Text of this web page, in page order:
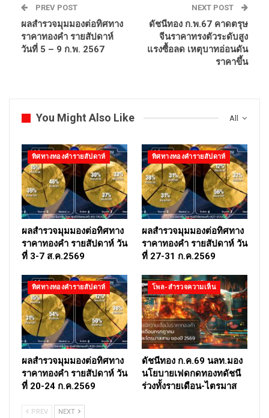
PREV POST
ผลสำรวจมุมมองต่อทิศทาง
ราคาทองคำ รายสัปดาห์
วันที่ 5 – 9 ก.พ. 2567
NEXT POST
ดัชนีทอง ก.พ.67 คาดตรุษ
จีนราคาทรงตัวระดับสูง
แรงซื้อลด เหตุบาทอ่อนดัน
ราคาขึ้น
All
You Might Also Like
ทิศทางทองคำรายสัปดาห์
ผลสำรวจมุมมองต่อทิศทาง
ราคาทองคำ รายสัปดาห์ วัน
ที่ 3-7 ส.ค.2569
ทิศทางทองคำรายสัปดาห์
ผลสำรวจมุมมองต่อทิศทาง
ราคาทองคำ รายสัปดาห์ วัน
ที่ 27-31 ก.ค.2569
ทิศทางทองคำรายสัปดาห์
ผลสำรวจมุมมองต่อทิศทาง
ราคาทองคำ รายสัปดาห์ วัน
ที่ 20-24 ก.ค.2569
โพล-สำรวจความเห็น
ดัชนีทอง ก.ค.69 นลท.มอง
นโยบายเฟดกดทองทดัชนี
ร่วงทั้งรายเดือน-ไตรมาส
PREV NEXT